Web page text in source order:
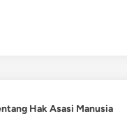
Hak Asasi Manusia